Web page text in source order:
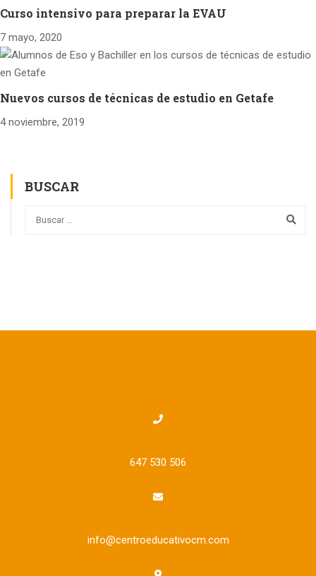
Curso intensivo para preparar la EVAU
7 mayo, 2020
Nuevos cursos de técnicas de estudio en Getafe
4 noviembre, 2019
BUSCAR
647 530 506
info@centroeducativocm.com